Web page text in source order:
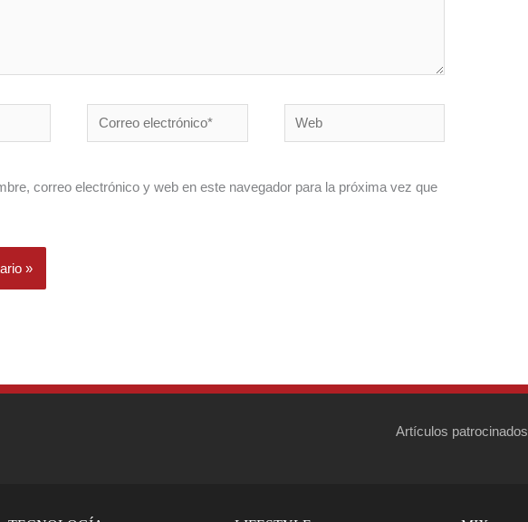
Correo
electrónico*
Web
correo electrónico y web en este navegador para la próxima vez que
Artículos patrocinados